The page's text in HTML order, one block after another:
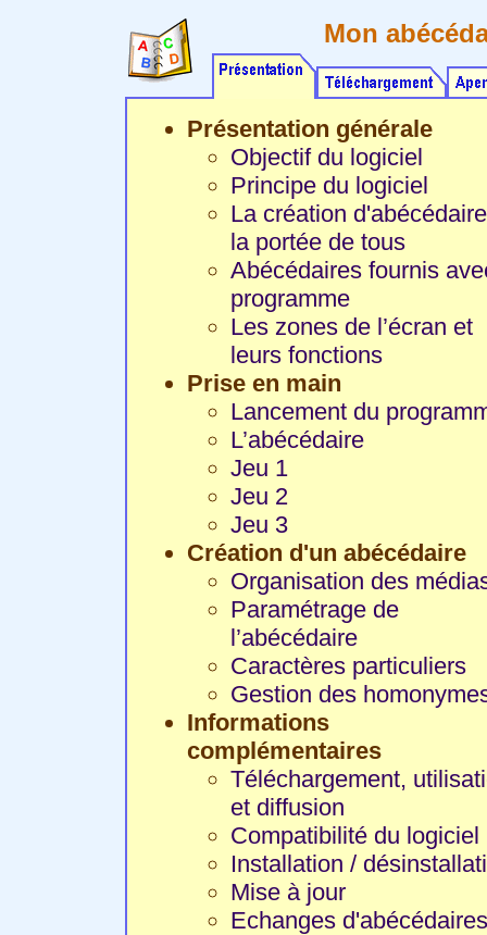
Mon
Présentation générale
Objectif du logiciel
Principe du logiciel
La création
la portée de tous
Abécédaires fournis
programme
Les zones de l’écran et
leurs fonctions
Prise en main
Lancement du
L’abécédaire
Jeu 1
Jeu 2
Jeu 3
Création d'un abécédaire
Organisation des
Paramétrage de
l’abécédaire
Caractères particuliers
Gestion des
Informations
complémentaires
Téléchargement,
et diffusion
Compatibilité du logiciel
Installation /
Mise à jour
Echanges d'abécédaires